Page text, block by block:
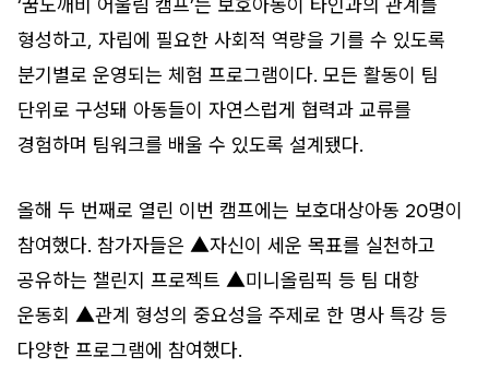
‘꿈도깨비 어울림 캠프’는 보호아동이 타인과의 관계를
형성하고, 자립에 필요한 사회적 역량을 기를 수 있도록
분기별로 운영되는 체험 프로그램이다. 모든 활동이 팀
단위로 구성돼 아동들이 자연스럽게 협력과 교류를
경험하며 팀워크를 배울 수 있도록 설계됐다.
올해 두 번째로 열린 이번 캠프에는 보호대상아동 20명이
참여했다. 참가자들은 ▲자신이 세운 목표를 실천하고
공유하는 챌린지 프로젝트 ▲미니올림픽 등 팀 대항
운동회 ▲관계 형성의 중요성을 주제로 한 명사 특강 등
다양한 프로그램에 참여했다.